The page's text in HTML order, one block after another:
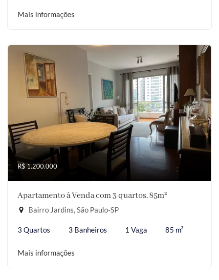
Mais informações
R$ 1.200.000
Apartamento à Venda com 3 quartos, 85m²
Bairro Jardins, São Paulo-SP
3 Quartos 3 Banheiros 1 Vaga 85 m²
Mais informações